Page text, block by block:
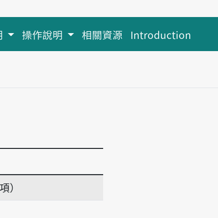
操作說明 相關資源 Introduction
）